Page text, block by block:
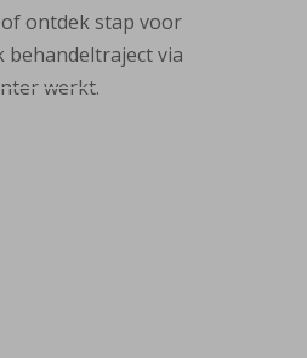
ontdek stap voor
behandeltraject via
werkt.